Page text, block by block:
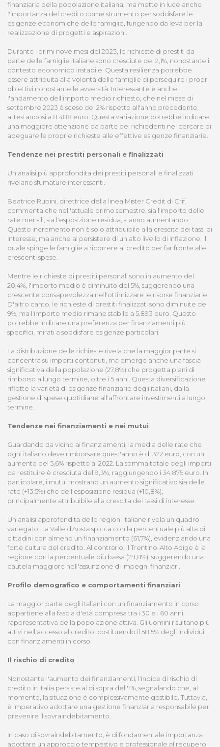
finanziaria della popolazione italiana, ma mette in luce anche
l'importanza del credito come strumento per soddisfare le
esigenze economiche delle famiglie, fungendo da leva per la
realizzazione di progetti e aspirazioni.
Durante i primi nove mesi del 2023, le richieste di prestiti da
parte delle famiglie italiane sono cresciute del 2,1%, nonostante il
contesto economico instabile. Questa resilienza potrebbe
essere attribuita alla volontà delle famiglie di perseguire i propri
obiettivi nonostante le avversità. Interessante è anche
l'andamento dell'importo medio richiesto, che nel mese di
settembre 2023 è sceso del 2% rispetto all'anno precedente,
attestandosi a 8.488 euro. Questa variazione potrebbe indicare
una maggiore attenzione da parte dei richiedenti nel cercare di
adeguare le proprie richieste alle effettive esigenze finanziarie.
Tendenze nei prestiti personali e finalizzati
Un'analisi più approfondita dei prestiti personali e finalizzati
rivelano sfumature interessanti.
Beatrice Rubini, direttrice della linea Mister Credit di Crif,
commenta che nell'attuale primo semestre, sia l'importo delle
rate mensili, sia l'esposizione residua, stanno aumentando.
Questo incremento non è solo attribuibile alla crescita dei tassi di
interesse, ma anche al persistere di un alto livello di inflazione, il
quale spinge le famiglie a ricorrere al credito per far fronte alle
crescenti spese.
Mentre le richieste di prestiti personali sono in aumento del
20,4%, l'importo medio è diminuito del 5%, suggerendo una
crescente consapevolezza nell'ottimizzare le risorse finanziarie.
D'altro canto, le richieste di prestiti finalizzati sono diminuite del
9%, ma l'importo medio rimane stabile a 5.893 euro. Questo
potrebbe indicare una preferenza per finanziamenti più
specifici, mirati a soddisfare esigenze particolari.
La distribuzione delle richieste rivela che la maggior parte si
concentra su importi contenuti, ma emerge anche una fascia
significativa della popolazione (27,8%) che progetta piani di
rimborso a lungo termine, oltre i 5 anni. Questa diversificazione
riflette la varietà di esigenze finanziarie degli italiani, dalla
gestione di spese quotidiane all'affrontare investimenti a lungo
termine.
Tendenze nei finanziamenti e nei mutui
Guardando da vicino ai finanziamenti, la media delle rate che
ogni italiano deve rimborsare quest'anno è di 322 euro, con un
aumento del 5,6% rispetto al 2022. La somma totale degli importi
da restituire è cresciuta del 9,3%, raggiungendo i 34.875 euro. In
particolare, i mutui mostrano un aumento significativo sia delle
rate (+13,5%) che dell'esposizione residua (+10,8%),
principalmente attribuibile alla crescita dei tassi di interesse.
Un'analisi approfondita delle regioni italiane rivela un quadro
variegato. La Valle d'Aosta spicca con la percentuale più alta di
cittadini con almeno un finanziamento (61,7%), evidenziando una
forte cultura del credito. Al contrario, il Trentino-Alto Adige è la
regione con la percentuale più bassa (29,8%), suggerendo una
cautela maggiore nell'assunzione di impegni finanziari.
Profilo demografico e comportamenti finanziari
La maggior parte degli italiani con un finanziamento in corso
appartiene alla fascia d'età compresa tra i 30 e i 60 anni,
rappresentativa della popolazione attiva. Gli uomini risultano più
attivi nell'accesso al credito, costituendo il 58,5% degli individui
con finanziamenti in corso.
Il rischio di credito
Nonostante l'aumento dei finanziamenti, l'indice di rischio di
credito in Italia persiste al di sopra dell'1%, segnalando che, al
momento, la situazione è complessivamente gestibile. Tuttavia,
è imperativo adottare una gestione finanziaria responsabile per
prevenire il sovraindebitamento.
In caso di sovraindebitamento, è di fondamentale importanza
adottare un approccio tempestivo e professionale al recupero